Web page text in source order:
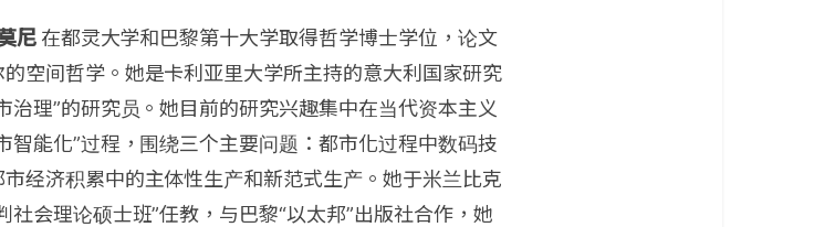
尼 在都灵大学和巴黎第十大学取得哲学博士学位，论文
空间哲学。她是卡利亚里大学所主持的意大利国家研究
治理”的研究员。她目前的研究兴趣集中在当代资本主义
智能化”过程，围绕三个主要问题：都市化过程中数码技
经济积累中的主体性生产和新范式生产。她于米兰比克
社会理论硕士班”任教，与巴黎“以太邦”出版社合作，她